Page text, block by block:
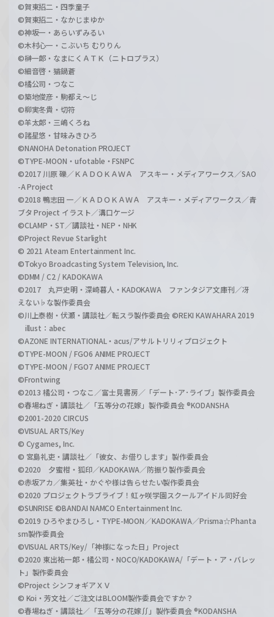
©賀東招二・四季童子
©賀東招二・なかじまゆか
©神坂一・あらいずみるい
©木村心一・こぶいち むりりん
©榊一郎・なまにくＡＴＫ（ニトロプラス）
©細音啓・猫鍋蒼
©橘公司・つなこ
©築地俊彦・駒都え～じ
©柳実冬貴・切符
©羊太郎・三嶋くろね
©諸星悠・甘味みきひろ
©NANOHA Detonation PROJECT
©TYPE-MOON・ufotable・FSNPC
©2017 川原 礫／ＫＡＤＯＫＡＷＡ アスキー・メディアワークス／SAO
-A Project
©2018 鴨志田 一／ＫＡＤＯＫＡＷＡ アスキー・メディアワークス／青
ブタ Project イラスト／溝口ケージ
©CLAMP・ST／講談社・NEP・NHK
©Project Revue Starlight
© 2021 Ateam Entertainment Inc.
©Tokyo Broadcasting System Television, Inc.
©DMM / C2 / KADOKAWA
©2017 丸戸史明・深崎暮人・KADOKAWA ファンタジア文庫刊／冴
えない♭な製作委員会
©川上泰樹・伏瀬・講談社／転スラ製作委員会 ©REKI KAWAHARA 2019
illust：abec
©AZONE INTERNATIONAL・acus/アサルトリリィプロジェクト
©TYPE-MOON / FGO6 ANIME PROJECT
©TYPE-MOON / FGO7 ANIME PROJECT
©Frontwing
©2013 橘公司・つなこ／富士見書房／「デート･ア･ライブ」製作委員会
©春場ねぎ・講談社／「五等分の花嫁」製作委員会 ®KODANSHA
©2001-2020 CIRCUS
©VISUAL ARTS/Key
© Cygames, Inc.
© 宮島礼吏・講談社／「彼女、お借りします」製作委員会
©2020 夕蜜柑・狐印／KADOKAWA／防振り製作委員会
©赤坂アカ／集英社・かぐや様は告らせたい製作委員会
©2020 プロジェクトラブライブ！虹ヶ咲学園スクールアイドル同好会
©SUNRISE ©BANDAI NAMCO Entertainment Inc.
©2019 ひろやまひろし・TYPE-MOON／KADOKAWA／Prisma☆Phanta
sm製作委員会
©VISUAL ARTS/Key/「神様になった日」Project
©2020 東出祐一郎・橘公司・NOCO/KADOKAWA/「デート・ア・バレッ
ト」製作委員会
©Project シンフォギアＸＶ
© Koi・芳文社／ご注文はBLOOM製作委員会ですか？
©春場ねぎ・講談社／「五等分の花嫁∬」製作委員会 ®KODANSHA